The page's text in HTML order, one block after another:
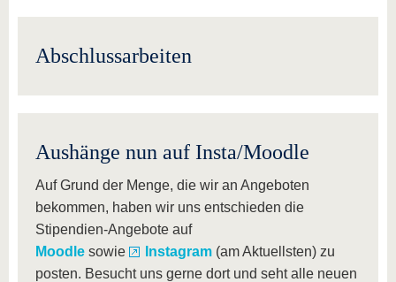
Abschlussarbeiten
Aushänge nun auf Insta/Moodle
Auf Grund der Menge, die wir an Angeboten
bekommen, haben wir uns entschieden die
Stipendien-Angebote auf
Moodle sowie Instagram (am Aktuellsten) zu
posten. Besucht uns gerne dort und seht alle neuen